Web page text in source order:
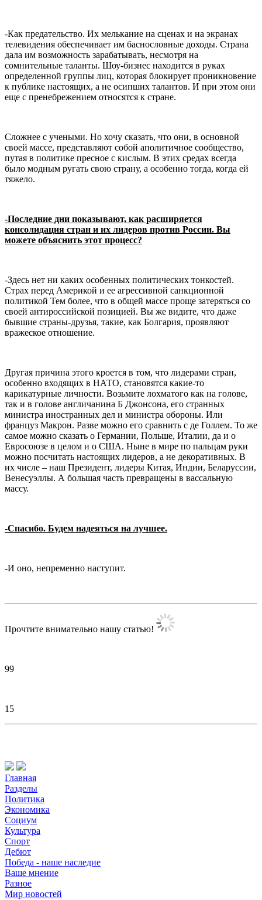
-Как предательство. Их мелькание на сценах и на экранах
телевидения обеспечивает им баснословные доходы. Страна
дала им возможность зарабатывать, несмотря на
сомнительные таланты. Шоу-бизнес находится в руках
определенной группы лиц, которая блокирует проникновение
к публике настоящих, а не осипших талантов. И при этом они
еще с пренебрежением относятся к стране.
Сложнее с учеными. Но хочу сказать, что они, в основной
своей массе, представляют собой аполитичное сообщество,
путая в политике пресное с кислым. В этих средах всегда
было модным ругать свою страну, а особенно тогда, когда ей
тяжело.
-Последние дни показывают, как расширяется
консолидация стран и их лидеров против России. Вы
можете объяснить этот процесс?
-Здесь нет ни каких особенных политических тонкостей.
Страх перед Америкой и ее агрессивной санкционной
политикой Тем более, что в общей массе проще затеряться со
своей антироссийской позицией. Вы же видите, что даже
бывшие страны-друзья, такие, как Болгария, проявляют
вражеское отношение.
Другая причина этого кроется в том, что лидерами стран,
особенно входящих в НАТО, становятся какие-то
карикатурные личности. Возьмите лохматого как на голове,
так и в голове англичанина Б Джонсона, его странных
министра иностранных дел и министра обороны. Или
француз Макрон. Разве можно его сравнить с де Голлем. То же
самое можно сказать о Германии, Польше, Италии, да и о
Евросоюзе в целом и о США. Ныне в мире по пальцам руки
можно посчитать настоящих лидеров, а не декоративных. В
их числе – наш Президент, лидеры Китая, Индии, Беларуссии,
Венесуэллы. А большая часть превращены в вассальную
массу.
-Спасибо. Будем надеяться на лучшее.
-И оно, непременно наступит.
Прочтите внимательно нашу статью!
99
15
Главная
Разделы
Политика
Экономика
Социум
Культура
Спорт
Дебют
Победа - наше наследие
Ваше мнение
Разное
Мир новостей